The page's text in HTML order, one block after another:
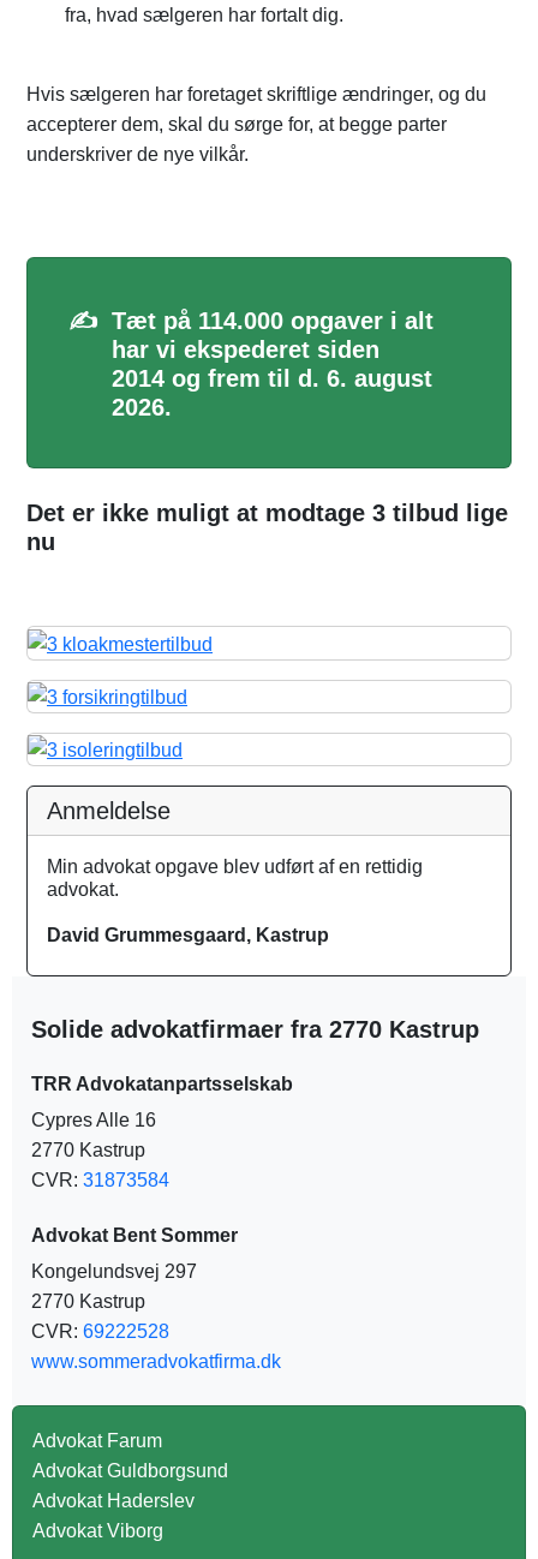
fra, hvad sælgeren har fortalt dig.
Hvis sælgeren har foretaget skriftlige ændringer, og du
accepterer dem, skal du sørge for, at begge parter
underskriver de nye vilkår.
✍️ Tæt på 114.000 opgaver i alt
har vi ekspederet siden
2014 og frem til d. 6. august
2026.
Det er ikke muligt at modtage 3 tilbud lige
nu
Anmeldelse
Min advokat opgave blev udført af en rettidig
advokat.
David Grummesgaard, Kastrup
Solide advokatfirmaer fra 2770 Kastrup
TRR Advokatanpartsselskab
Cypres Alle 16
2770 Kastrup
CVR: 31873584
Advokat Bent Sommer
Kongelundsvej 297
2770 Kastrup
CVR: 69222528
www.sommeradvokatfirma.dk
Advokat Farum
Advokat Guldborgsund
Advokat Haderslev
Advokat Viborg